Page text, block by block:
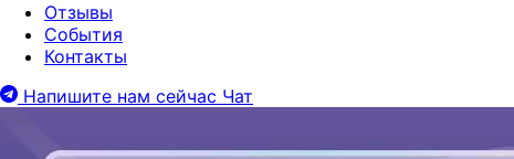
Отзывы
События
Контакты
Напишите нам сейчас Чат